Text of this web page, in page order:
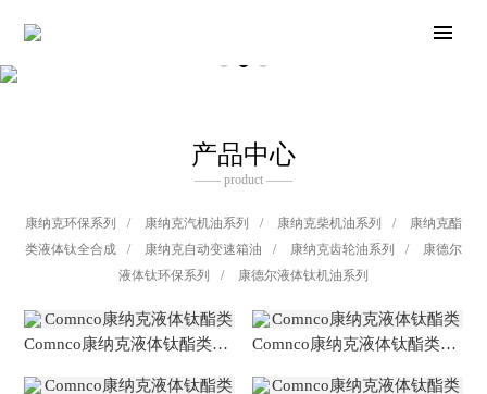
产品中心
—— product ——
康纳克环保系列 / 康纳克汽机油系列 / 康纳克柴机油系列 /
康纳克酯
类液体钛全合成
/ 康纳克自动变速箱油 / 康纳克齿轮油系列 /
康德尔
液体钛环保系列
/ 康德尔液体钛机油系列
Comnco康纳克液体钛酯类全合成润滑油 Comnco康纳克液体钛酯类全合成润滑油